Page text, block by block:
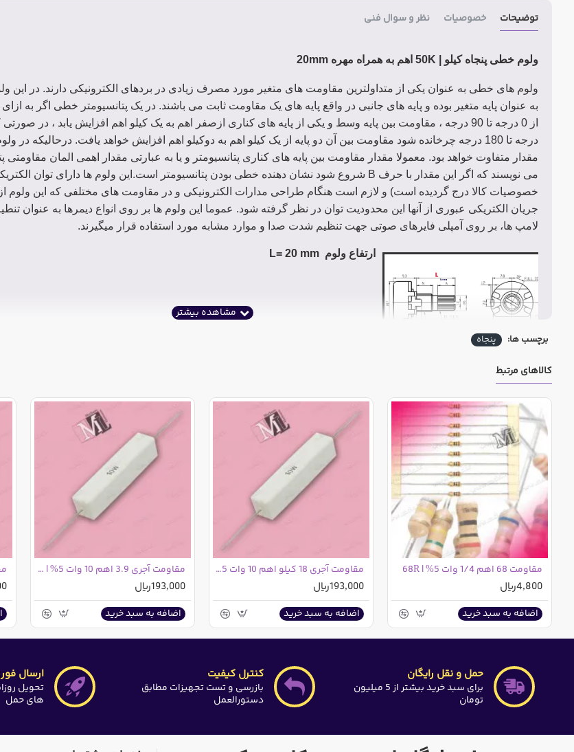
توضیحات خصوصیات نظر و سوال فنی
ولوم خطی پنجاه کیلو | 50K اهم به همراه مهره 20mm
به عنوان پایه متغیر بوده و پایه های جانبی در واقع پایه های یک مقاومت ثابت می باشند. در یک پتانسیومتر خطی اگر به
درجه تا 180 درجه چرخانده شود مقاومت بین آن دو پایه از یک کیلو اهم به دوکیلو اهم افزایش خواهد یافت. درحالیکه
مقدار متفاوت خواهد بود. معمولا مقدار مقاومت بین پایه های کناری پتانسیومتر و یا به عبارتی مقدار اهمی المان مقاومتی
می نویسند که اگر این مقدار با حرف B شروع شود نشان دهنده خطی بودن پتانسیومتر است.این ولوم ها دارای توان
خصوصیات کالا درج گردیده است) و لازم است هنگام طراحی مدارات الکترونیکی و در مقاومت های مختلفی که این ولوم
جریان الکتریکی عبوری از آنها این محدودیت توان در نظر گرفته شود. عموما این ولوم ها بر روی انواع دیمرها به عنوان
لامپ ها، بر روی آمپلی فایرهای صوتی جهت تنظیم شدت صدا و موارد مشابه مورد استفاده قرار میگیرند.
ارتفاع ولوم L= 20 mm
جهت مشاهده مشخصات فنی بر روی سربرگ خصوصیات کلیک نمایید.
برچسب ها: پنجاه
کالاهای مرتبط
مقاومت 68 اهم 1/4 وات 5% | 68R
4,800ریال
اضافه به سبد خرید
مقاومت آجری 18 کیلو اهم 10 وات 5% | 18K
193,000ریال
اضافه به سبد خرید
مقاومت آجری 3.9 اهم 10 وات 5% | 3R9
193,000ریال
اضافه به سبد خرید
حمل و نقل رایگان
برای سبد خرید بیشتر از 5 میلیون
تومان
کنترل کیفیت
بازرسی و تست تجهیزات مطابق
دستورالعمل
ارسال
تحویل
های حمل